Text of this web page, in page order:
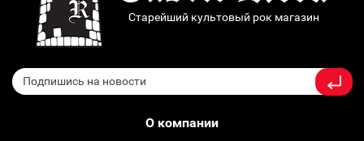
Старейший культовый рок магазин
О компании